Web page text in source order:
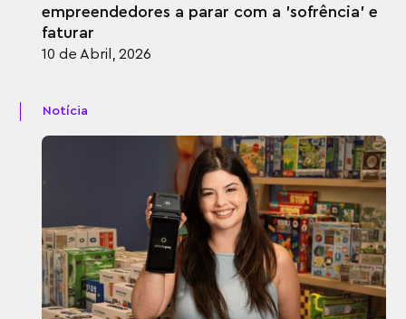
empreendedores a parar com a 'sofrência' e
faturar
10 de Abril, 2026
Notícia